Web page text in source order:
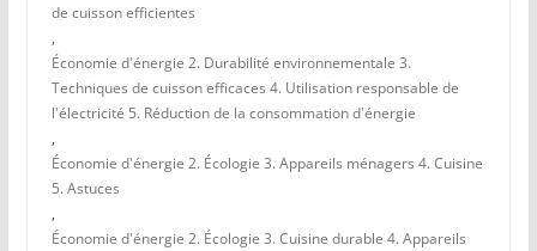
de cuisson efficientes
,
Économie d'énergie 2. Durabilité environnementale 3.
Techniques de cuisson efficaces 4. Utilisation responsable de
l'électricité 5. Réduction de la consommation d'énergie
,
Économie d'énergie 2. Écologie 3. Appareils ménagers 4. Cuisine
5. Astuces
,
Économie d'énergie 2. Écologie 3. Cuisine durable 4. Appareils